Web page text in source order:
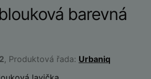
barevná
, Produktová řada: Urbaniq